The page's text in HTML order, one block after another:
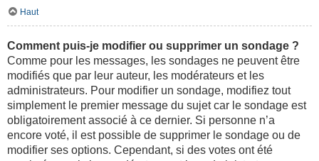
Haut
Comment puis-je modifier ou supprimer un sondage ?
Comme pour les messages, les sondages ne peuvent être
modifiés que par leur auteur, les modérateurs et les
administrateurs. Pour modifier un sondage, modifiez tout
simplement le premier message du sujet car le sondage est
obligatoirement associé à ce dernier. Si personne n’a
encore voté, il est possible de supprimer le sondage ou de
modifier ses options. Cependant, si des votes ont été